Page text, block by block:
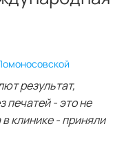
результат,
печатей - это не
клинике - приняли